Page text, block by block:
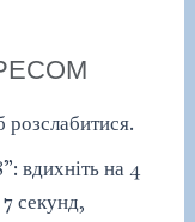
розслабитися.
вдихніть на 4
секунд,